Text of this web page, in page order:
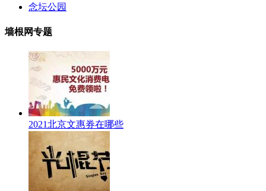
念坛公园
墙根网专题
2021北京文惠券在哪些